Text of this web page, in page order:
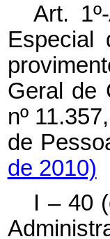
Art.
Especial
Geral de
nº
de
de 2010)
I – 40